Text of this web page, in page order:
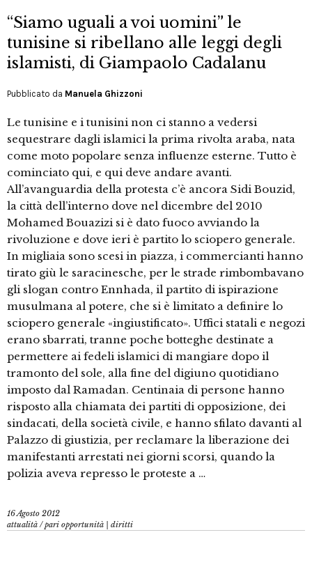
“Siamo uguali a voi uomini” le
tunisine si ribellano alle leggi degli
islamisti, di Giampaolo Cadalanu
Pubblicato da Manuela Ghizzoni
Le tunisine e i tunisini non ci stanno a vedersi
sequestrare dagli islamici la prima rivolta araba, nata
come moto popolare senza influenze esterne. Tutto è
cominciato qui, e qui deve andare avanti.
All’avanguardia della protesta c’è ancora Sidi Bouzid,
la città dell’interno dove nel dicembre del 2010
Mohamed Bouazizi si è dato fuoco avviando la
rivoluzione e dove ieri è partito lo sciopero generale.
In migliaia sono scesi in piazza, i commercianti hanno
tirato giù le saracinesche, per le strade rimbombavano
gli slogan contro Ennhada, il partito di ispirazione
musulmana al potere, che si è limitato a definire lo
sciopero generale «ingiustificato». Uffici statali e negozi
erano sbarrati, tranne poche botteghe destinate a
permettere ai fedeli islamici di mangiare dopo il
tramonto del sole, alla fine del digiuno quotidiano
imposto dal Ramadan. Centinaia di persone hanno
risposto alla chiamata dei partiti di opposizione, dei
sindacati, della società civile, e hanno sfilato davanti al
Palazzo di giustizia, per reclamare la liberazione dei
manifestanti arrestati nei giorni scorsi, quando la
polizia aveva represso le proteste a …
16 Agosto 2012
attualità /pari opportunità | diritti